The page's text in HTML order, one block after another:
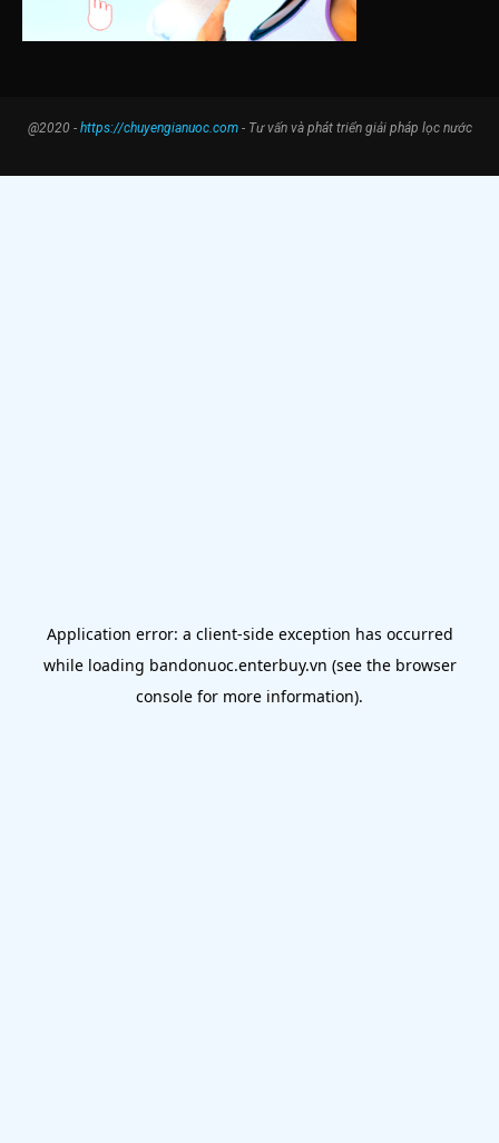
@2020 - https://chuyengianuoc.com- Tư vấn và phát triển giải pháp lọc nước